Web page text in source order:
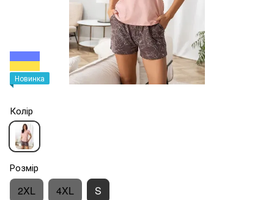
Новинка
Колір
Розмір
2XL 4XL S